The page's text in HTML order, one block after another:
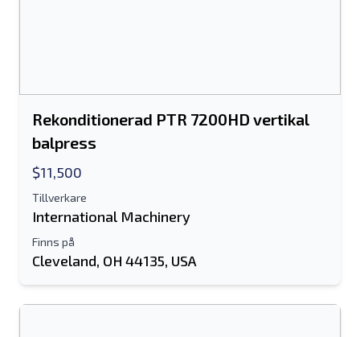
Rekonditionerad PTR 7200HD vertikal
balpress
$11,500
Tillverkare
International Machinery
Finns på
Cleveland, OH 44135, USA